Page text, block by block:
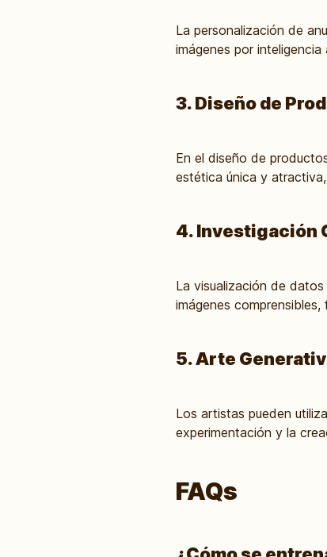
La personalización de
imágenes por
3. Diseño de
En el diseño de
estética única y
4. Investigación
La visualización de
imágenes
5. Arte
Los artistas pueden
experimentación y la
FAQs